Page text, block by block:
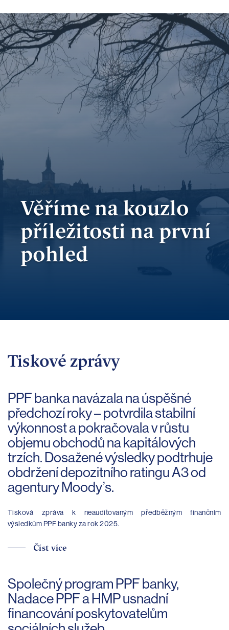
Kariéra
Kontakty
Věříme na kouzlo
příležitosti na první
pohled
Tiskové zprávy
PPF banka navázala na úspěšné
předchozí roky – potvrdila stabilní
výkonnost a pokračovala v růstu
objemu obchodů na kapitálových
trzích. Dosažené výsledky podtrhuje
obdržení depozitního ratingu A3 od
agentury Moody’s.
Tisková zpráva k neauditovaným předběžným finančním
výsledkům PPF banky za rok 2025.
Číst více
Společný program PPF banky,
Nadace PPF a HMP usnadní
financování poskytovatelům